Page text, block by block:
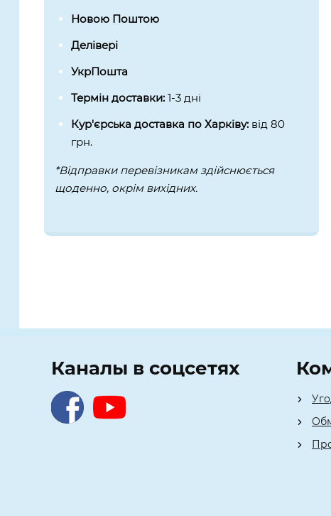
Новою Поштою
Делівері
УкрПошта
Термін доставки:1-3 дні
Кур'єрська доставка по Харківу: від 80
грн.
*Відправки перевізникам здійснюється
щоденно, окрім вихідних.
Каналы в соцсетях